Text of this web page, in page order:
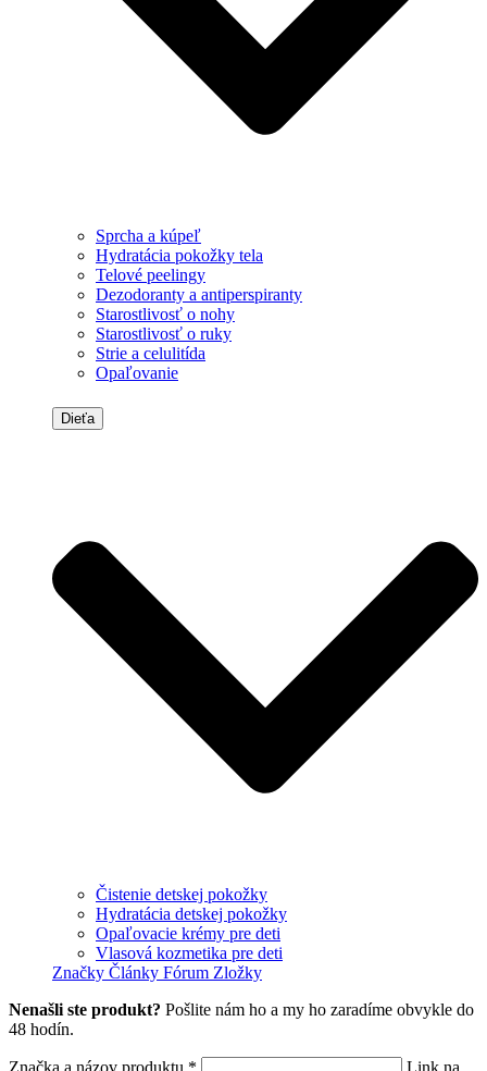
Sprcha a kúpeľ
Hydratácia pokožky tela
Telové peelingy
Dezodoranty a antiperspiranty
Starostlivosť o nohy
Starostlivosť o ruky
Strie a celulitída
Opaľovanie
Dieťa
Čistenie detskej pokožky
Hydratácia detskej pokožky
Opaľovacie krémy pre deti
Vlasová kozmetika pre deti
Značky Články Fórum Zložky
Nenašli ste produkt? Pošlite nám ho a my ho zaradíme obvykle do
48 hodín.
Značka a názov produktu *
Link na